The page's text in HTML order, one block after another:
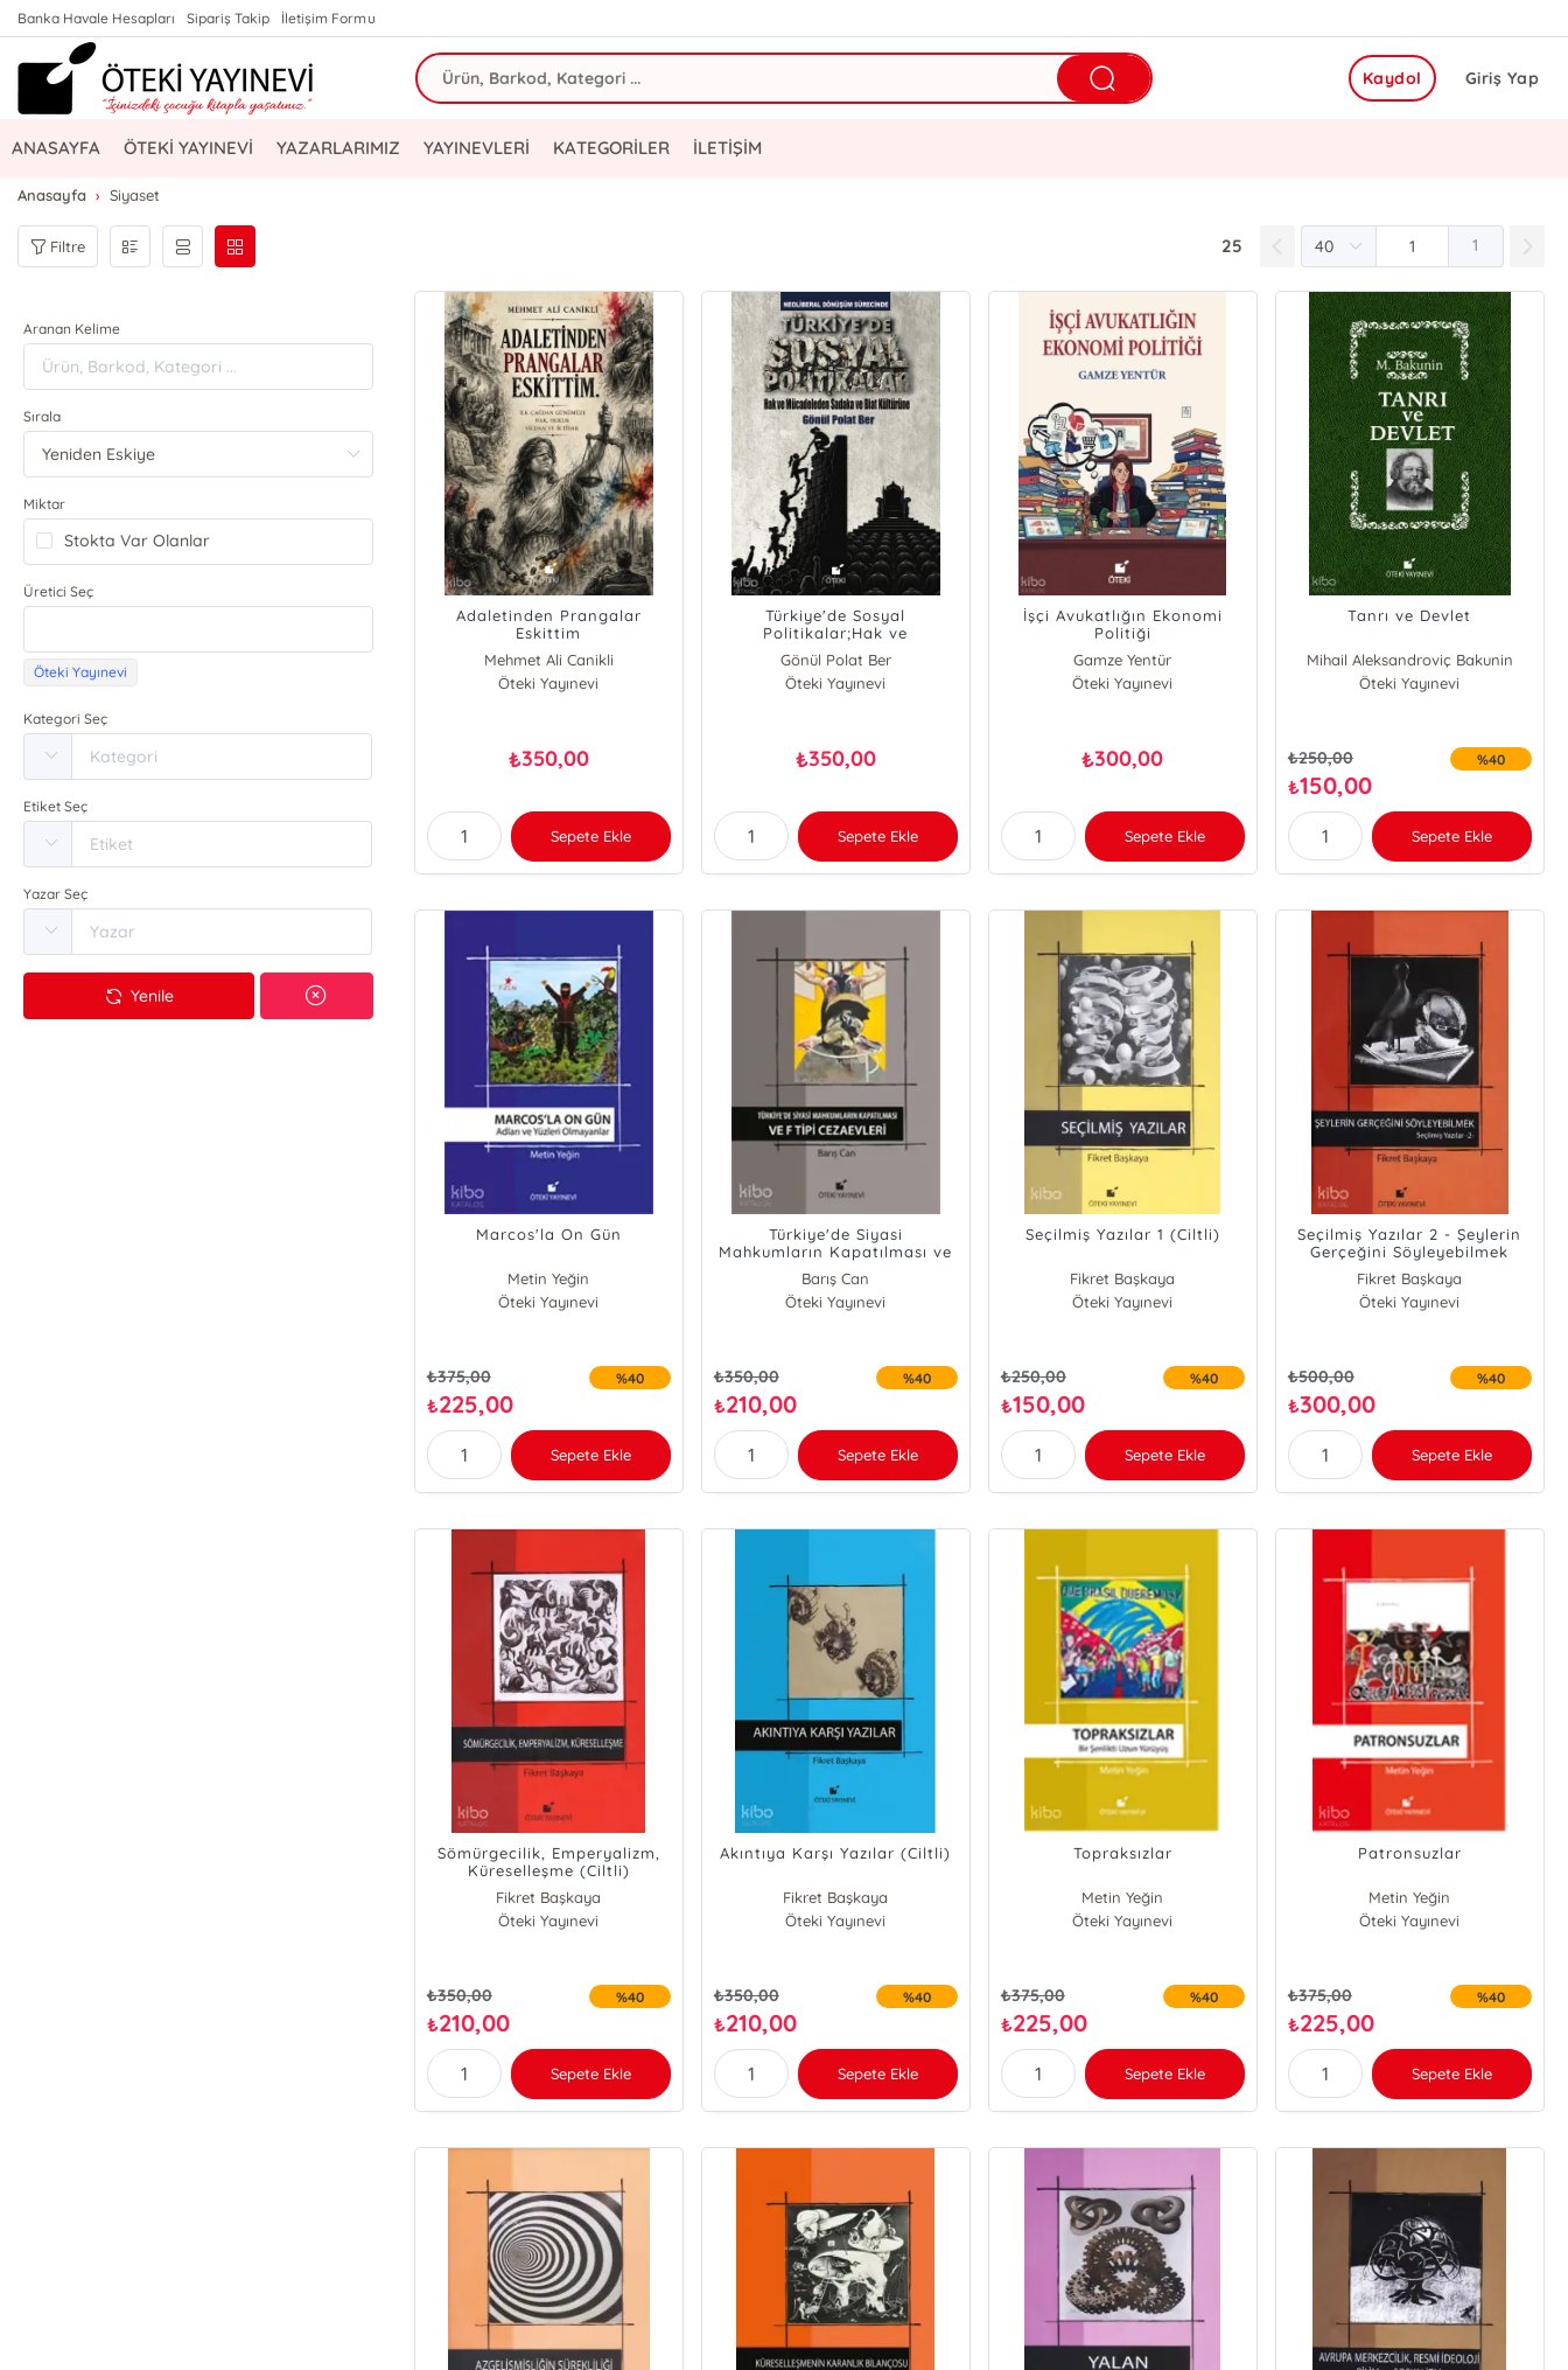
Banka Havale Hesapları Sipariş Takip İletişim Formu
Giriş Yap
Kaydol
ANASAYFA ÖTEKİ YAYINEVİ YAZARLARIMIZ YAYINEVLERİ KATEGORİLER İLETİŞİM
Anasayfa Siyaset
Filtre 25 1
Aranan Kelime
Sırala
Miktar
Stokta Var Olanlar
Üretici Seç
Öteki Yayınevi
Kategori Seç
Etiket Seç
Yazar Seç
Yenile
Adaletinden Prangalar
Eskittim
Mehmet Ali Canikli
Öteki Yayınevi
₺350,00
Sepete Ekle
Türkiye'de Sosyal
Politikalar;Hak ve
Mücadeleden Sadaka ve Biat
Kültürüne
Gönül Polat Ber
Öteki Yayınevi
₺350,00
Sepete Ekle
İşçi Avukatlığın Ekonomi
Politiği
Gamze Yentür
Öteki Yayınevi
₺300,00
Sepete Ekle
Tanrı ve Devlet
Mihail Aleksandroviç Bakunin
Öteki Yayınevi
₺250,00
₺150,00
%40
Sepete Ekle
Marcos'la On Gün
Metin Yeğin
Öteki Yayınevi
₺375,00
₺225,00
%40
Sepete Ekle
Türkiye'de Siyasi
Mahkumların Kapatılması ve
F Tipi Cezaevleri
Barış Can
Öteki Yayınevi
₺350,00
₺210,00
%40
Sepete Ekle
Seçilmiş Yazılar 1 (Ciltli)
Fikret Başkaya
Öteki Yayınevi
₺250,00
₺150,00
%40
Sepete Ekle
Seçilmiş Yazılar 2 - Şeylerin
Gerçeğini Söyleyebilmek
(Ciltli)
Fikret Başkaya
Öteki Yayınevi
₺500,00
₺300,00
%40
Sepete Ekle
Sömürgecilik, Emperyalizm,
Küreselleşme (Ciltli)
Fikret Başkaya
Öteki Yayınevi
₺350,00
₺210,00
%40
Sepete Ekle
Akıntıya Karşı Yazılar (Ciltli)
Fikret Başkaya
Öteki Yayınevi
₺350,00
₺210,00
%40
Sepete Ekle
Topraksızlar
Metin Yeğin
Öteki Yayınevi
₺375,00
₺225,00
%40
Sepete Ekle
Patronsuzlar
Metin Yeğin
Öteki Yayınevi
₺375,00
₺225,00
%40
Sepete Ekle